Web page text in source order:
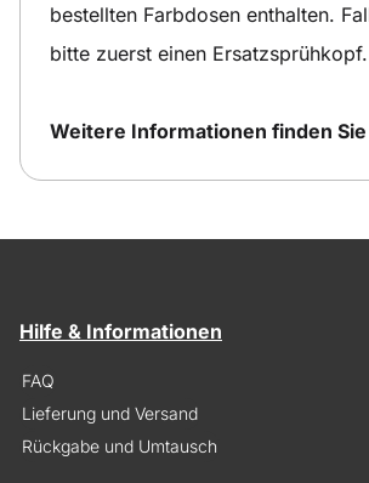
bestellten Farbdosen enthalten.
bitte zuerst einen Ersatzsprühkopf.
Weitere Informationen finden
Hilfe & Informationen
FAQ
Lieferung und Versand
Rückgabe und Umtausch